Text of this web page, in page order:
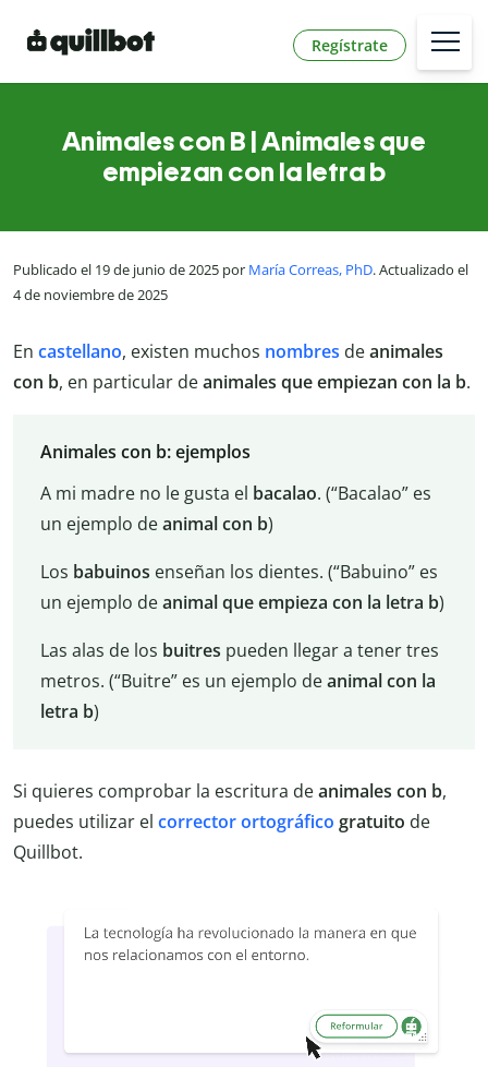
Regístrate
Animales con B | Animales que
empiezan con la letra b
Publicado el 19 de junio de 2025 por María Correas, PhD. Actualizado el
4 de noviembre de 2025
En castellano, existen muchos nombres deanimales
con b, en particular deanimales que empiezan con la b.
Animales con b: ejemplos
A mi madre no le gusta el bacalao. (“Bacalao” es
un ejemplo deanimal con b)
Los babuinos enseñan los dientes. (“Babuino” es
un ejemplo deanimal que empieza con la letra b)
Las alas de los buitres pueden llegar a tener tres
metros. (“Buitre” es un ejemplo deanimal con la
letra b)
Si quieres comprobar la escritura deanimales con b,
puedes utilizar el corrector ortográfico gratuito de
Quillbot.